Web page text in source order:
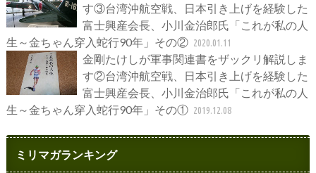
す③台湾沖航空戦、日本引き上げを経験した
富士興産会長、小川金治郎氏「これが私の人
生～金ちゃん穿入蛇行90年」その② 2020.01.11
金剛たけしが軍事関連書をザックリ解説しま
す②台湾沖航空戦、日本引き上げを経験した
富士興産会長、小川金治郎氏「これが私の人
生～金ちゃん穿入蛇行90年」その① 2019.12.08
ミリマガランキング